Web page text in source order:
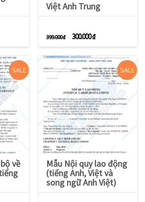
₫.
hiện tại là: 200.000 ₫.
Việt Anh Trung
399.000₫ Giá gốc là: 399.000 ₫.
300.000₫
về
SALE
Mẫu Nội quy lao động
(tiếng Anh, Việt và
song ngữ Anh Việt)
SALE